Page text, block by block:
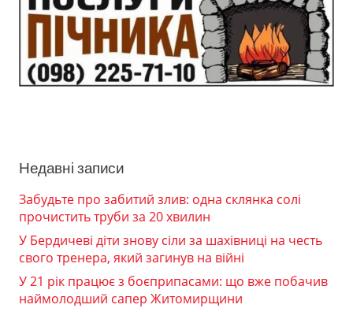
Недавні записи
Забудьте про забитий злив: одна склянка солі
прочистить труби за 20 хвилин
У Бердичеві діти знову сіли за шахівниці на честь
свого тренера, який загинув на війні
У 21 рік працює з боєприпасами: що вже побачив
наймолодший сапер Житомирщини